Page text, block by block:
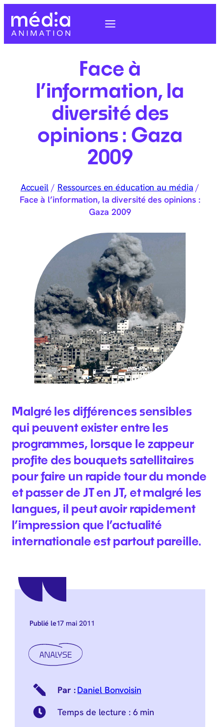
Face à
l’information, la
diversité des
opinions : Gaza
2009
Accueil/ Ressources en éducation au média /
Face à l’information, la diversité des opinions :
Gaza 2009
Malgré les différences sensibles
qui peuvent exister entre les
programmes, lorsque le zappeur
profite des bouquets satellitaires
pour faire un rapide tour du monde
et passer de JT en JT, et malgré les
langues, il peut avoir rapidement
l’impression que l’actualité
internationale est partout pareille.
Publié le17 mai 2011
ANALYSE
Daniel Bonvoisin
Temps de lecture : 6 min